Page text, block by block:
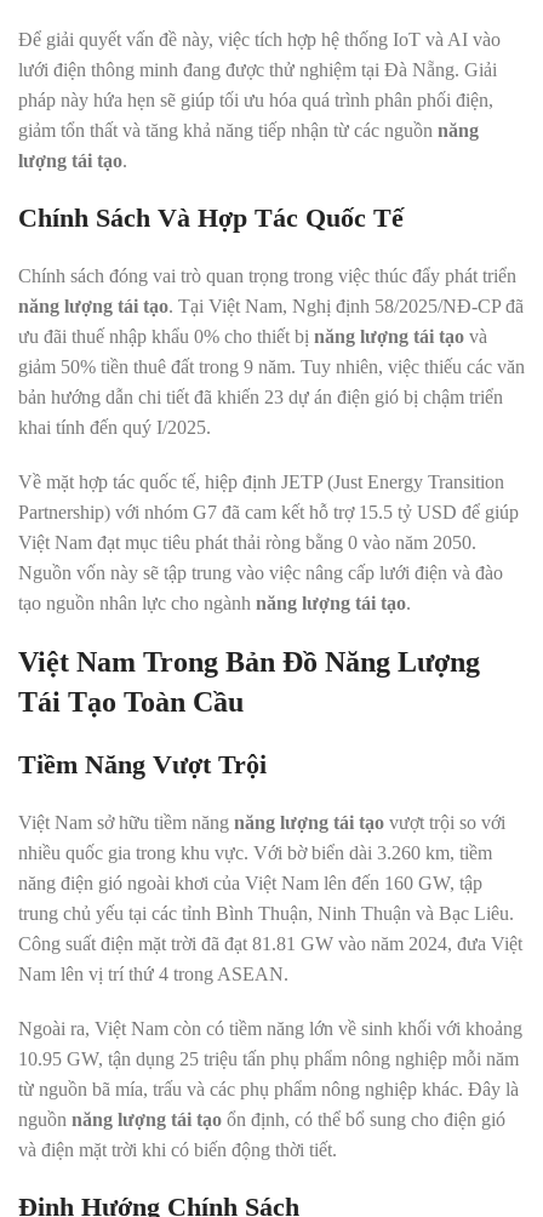
Để giải quyết vấn đề này, việc tích hợp hệ thống IoT và AI vào
lưới điện thông minh đang được thử nghiệm tại Đà Nẵng. Giải
pháp này hứa hẹn sẽ giúp tối ưu hóa quá trình phân phối điện,
giảm tổn thất và tăng khả năng tiếp nhận từ các nguồn năng
lượng tái tạo.
Chính Sách Và Hợp Tác Quốc Tế
Chính sách đóng vai trò quan trọng trong việc thúc đẩy phát triển
năng lượng tái tạo. Tại Việt Nam, Nghị định 58/2025/NĐ-CP đã
ưu đãi thuế nhập khẩu 0% cho thiết bị năng lượng tái tạo và
giảm 50% tiền thuê đất trong 9 năm. Tuy nhiên, việc thiếu các văn
bản hướng dẫn chi tiết đã khiến 23 dự án điện gió bị chậm triển
khai tính đến quý I/2025.
Về mặt hợp tác quốc tế, hiệp định JETP (Just Energy Transition
Partnership) với nhóm G7 đã cam kết hỗ trợ 15.5 tỷ USD để giúp
Việt Nam đạt mục tiêu phát thải ròng bằng 0 vào năm 2050.
Nguồn vốn này sẽ tập trung vào việc nâng cấp lưới điện và đào
tạo nguồn nhân lực cho ngành năng lượng tái tạo.
Việt Nam Trong Bản Đồ Năng Lượng
Tái Tạo Toàn Cầu
Tiềm Năng Vượt Trội
Việt Nam sở hữu tiềm năng năng lượng tái tạo vượt trội so với
nhiều quốc gia trong khu vực. Với bờ biển dài 3.260 km, tiềm
năng điện gió ngoài khơi của Việt Nam lên đến 160 GW, tập
trung chủ yếu tại các tỉnh Bình Thuận, Ninh Thuận và Bạc Liêu.
Công suất điện mặt trời đã đạt 81.81 GW vào năm 2024, đưa Việt
Nam lên vị trí thứ 4 trong ASEAN.
Ngoài ra, Việt Nam còn có tiềm năng lớn về sinh khối với khoảng
10.95 GW, tận dụng 25 triệu tấn phụ phẩm nông nghiệp mỗi năm
từ nguồn bã mía, trấu và các phụ phẩm nông nghiệp khác. Đây là
nguồn năng lượng tái tạo ổn định, có thể bổ sung cho điện gió
và điện mặt trời khi có biến động thời tiết.
Định Hướng Chính Sách